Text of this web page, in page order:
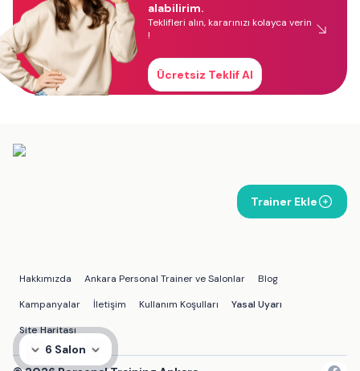
6 Salon
alabilirim.
Teklifleri alın, kararınızı kolayca verin
!
Ücretsiz Teklif Al
Trainer Ekle
Hakkımızda Ankara Personal Trainer ve Salonlar
Blog
Kampanyalar
İletişim Kullanım Koşulları
Yasal Uyarı
Site Haritası